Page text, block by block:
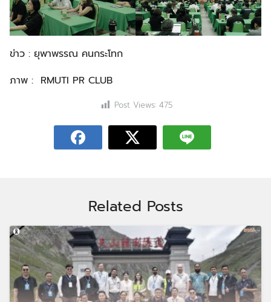
ข่าว : ยุพาพรรณ คนกระโทก
ภาพ : RMUTI PR CLUB
Post Views: 475
Related Posts